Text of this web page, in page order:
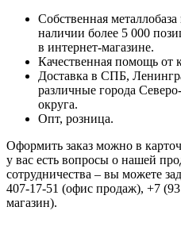
Собственная
наличии более 5 000
в интернет-магазине.
Качественная помощь от
Доставка в СПБ,
различные города
округа.
Опт, розница.
Оформить заказ можно в
у вас есть вопросы о нашей
сотрудничества – вы можете
407-17-51 (офис продаж), +7
магазин).